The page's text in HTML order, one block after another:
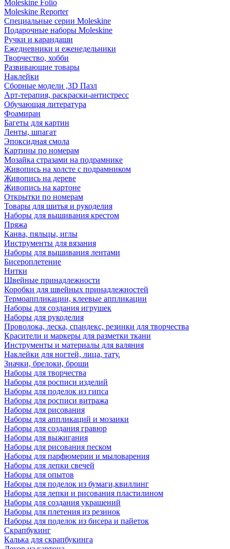
Moleskine Folio
Moleskine Reporter
Специальные серии Moleskine
Подарочные наборы Moleskine
Ручки и карандаши
Ежедневники и еженедельники
Творчество, хобби
Развивающие товары
Наклейки
Сборные модели ,3D Пазл
Арт-терапия, раскраски-антистресс
Обучающая литература
Фоамиран
Багеты для картин
Ленты, шпагат
Эпоксидная смола
Картины по номерам
Мозайка стразами на подрамнике
Живопись на холсте с подрамником
Живопись на дереве
Живопись на картоне
Открытки по номерам
Товары для шитья и рукоделия
Наборы для вышивания крестом
Пряжа
Канва, пяльцы, иглы
Инструменты для вязания
Наборы для вышивания лентами
Бисероплетение
Нитки
Швейные принадлежности
Коробки для швейных принадлежностей
Термоаппликации, клеевые аппликации
Наборы для создания игрушек
Наборы для рукоделия
Проволока, леска, спандекс, резинки для творчества
Красители и маркеры для разметки ткани
Инструменты и материалы для валяния
Наклейки для ногтей, лица, тату.
Значки, брелоки, броши
Наборы для творчества
Наборы для росписи изделий
Наборы для поделок из гипса
Наборы для росписи витража
Наборы для рисования
Наборы для аппликаций и мозаики
Наборы для создания гравюр
Наборы для выжигания
Наборы для рисования песком
Наборы для парфюмерии и мыловарения
Наборы для лепки свечей
Наборы для опытов
Наборы для поделок из бумаги,квиллинг
Наборы для лепки и рисования пластилином
Наборы для создания украшений
Наборы для плетения из резинок
Наборы для поделок из бисера и пайеток
Скрапбукинг
Калька для скрапбукинга